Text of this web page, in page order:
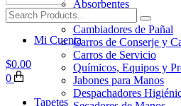
Absorbentes
Higiene y Limpieza
Cambiadores de Pañal
Carros de Conserje y
Carros de Servicio
Químicos, Equipos y
Jabones para Manos
Despachadores
Mi Cuenta
$0.00
0
Tapetes